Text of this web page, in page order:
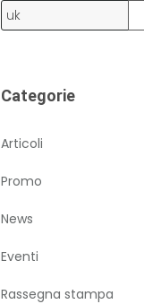
Categorie
Articoli
Promo
News
Eventi
Rassegna stampa